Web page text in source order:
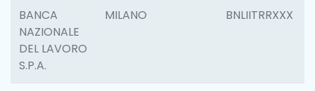
BANCA
NAZIONALE
DEL LAVORO
S.P.A.
MILANO BNLIITRRXXX